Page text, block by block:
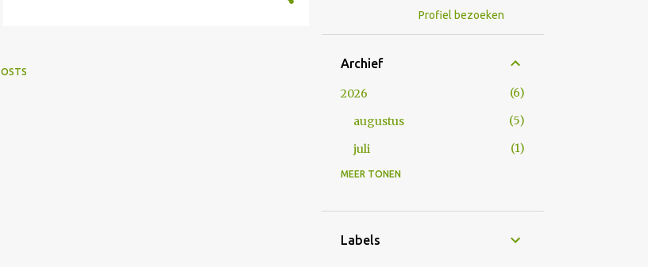
Profiel bezoeken
Archief
2026
6
augustus
5
juli
1
2024
mei
MEER TONEN
Labels